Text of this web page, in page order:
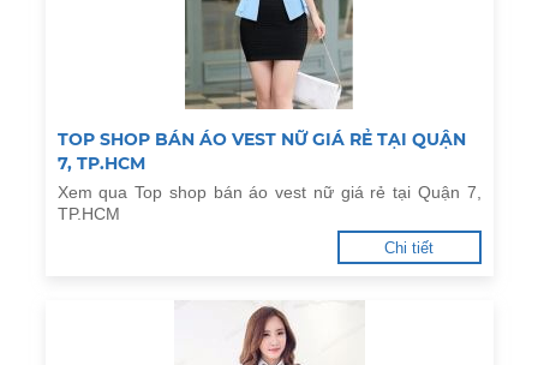
TOP SHOP BÁN ÁO VEST NỮ GIÁ RẺ TẠI QUẬN
7, TP.HCM
Xem qua Top shop bán áo vest nữ giá rẻ tại Quận 7,
TP.HCM
Chi tiết